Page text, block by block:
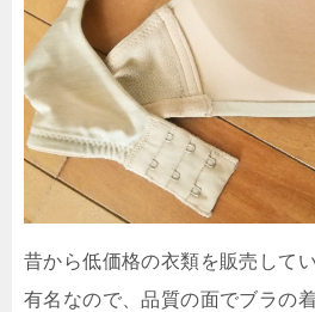
昔から低価格の衣類を販売して
有名なので、品質の面でブラの